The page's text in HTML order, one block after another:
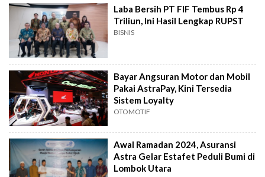
Laba Bersih PT FIF Tembus Rp 4
Triliun, Ini Hasil Lengkap RUPST
BISNIS
Bayar Angsuran Motor dan Mobil
Pakai AstraPay, Kini Tersedia
Sistem Loyalty
OTOMOTIF
Awal Ramadan 2024, Asuransi
Astra Gelar Estafet Peduli Bumi di
Lombok Utara